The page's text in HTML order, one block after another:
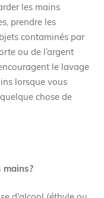
les mains
prendre les
contaminés par
ou de l’argent
le lavage
lorsque vous
chose de